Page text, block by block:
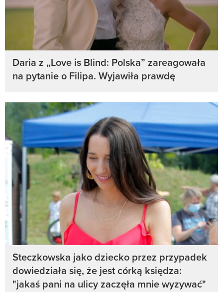
Daria z „Love is Blind: Polska” zareagowała
na pytanie o Filipa. Wyjawiła prawdę
Steczkowska jako dziecko przez przypadek
dowiedziała się, że jest córką księdza:
"jakaś pani na ulicy zaczęła mnie wyzywać"